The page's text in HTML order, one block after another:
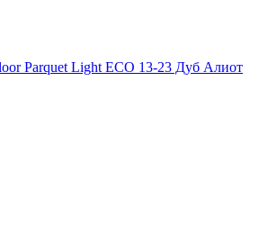
Parquet Light ЕСО 13-23 Дуб Алиот